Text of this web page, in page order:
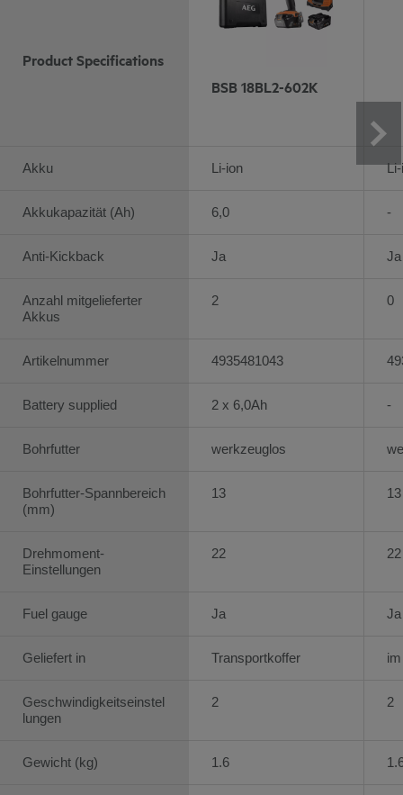
Product Specifications
Akku
Akkukapazität (Ah)
Anti-Kickback
Anzahl mitgelieferter
Akkus
Artikelnummer
Battery supplied
Bohrfutter
Bohrfutter-Spannbereich
(mm)
Drehmoment-
Einstellungen
Fuel gauge
Geliefert in
Geschwindigkeitseinstel
lungen
Gewicht (kg)
BSB 18BL2-602K
Li-ion
6,0
Ja
2
4935481043
2 x 6,0Ah
werkzeuglos
13
22
Ja
Transportkoffer
2
1.6
-
Ja
0
-
13
22
Ja
2